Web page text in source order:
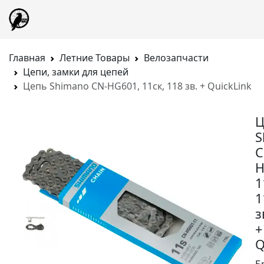
Главная Летние Товары
Велозапчасти
Цепи, замки для цепей
Цепь Shimano CN-HG601, 11ск, 118 зв. + QuickLink
+